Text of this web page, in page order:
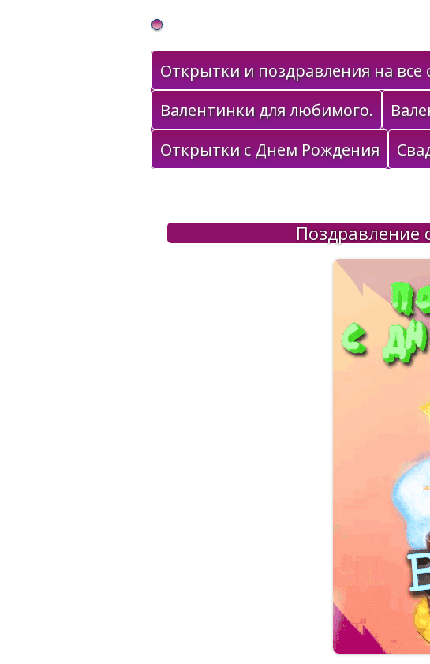
Gif Открытки в подарок
Открытки и поздравления на все
Валентинки для любимого.
Открытки с Днем Рождения
Поздравление